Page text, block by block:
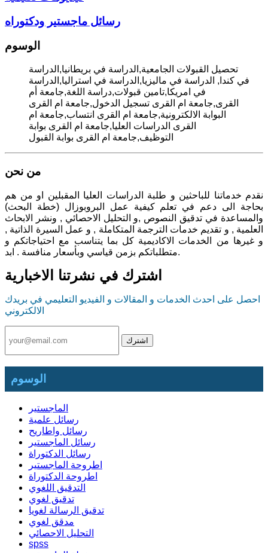
رسائل ماجستير ودكتوراه
الوسوم
تحصيل القبولات الجامعية,الدراسة في بريطانيا,الدراسة
في كندا, الدراسة في ماليزيا,الدراسة في استراليا,الدراسة
في امريكا,تامين قبولات,دراسة اللغة,جامعة أم
القرى,جامعة ام القرى تسجيل الدخول,جامعة ام القرى
البوابة الالكترونية,جامعة ام القرى انتساب,جامعة ام
القرى الدراسات العليا,جامعة ام القرى بوابة
التوظيف,جامعة ام القرى بوابة القبول
من نحن
نقدم خدماتنا للباحثين و طلبة الدراسات العليا المقبلين او من هم
بحاجة الى دعم في تعلم كيفية عمل البروبوزال (خطة البحث)
والمساعدة في تدقيق النصوص ,و التحليل الاحصائي , ونشر الابحاث
العلمية , و تقديم خدمات الترجمة المتكاملة , و عمل السيرة الذاتية ,
و غيرها من الخدمات الاكاديمية كل بما يتناسب مع احتياجاتكم و
متطلباتكم بزمن قياسي وبأسعار منافسة . ابد.
اشترك في نشرتنا الاخبارية
احصل على احدث الخدمات و المقالات و الفيديو التعليمي في بريدك
الالكتروني
الوسوم
الماجستير
رسائل علمية
رسائل واطاريح
رسائل الماجستير
رسائل الدكتوراة
اطروحة الماجستير
اطروحة الدكتوراة
التدقيق اللغوي
تدقيق لغوي
تدقيق الرسالة لغويا
مدقق لغوي
التحليل الاحصائي
spss